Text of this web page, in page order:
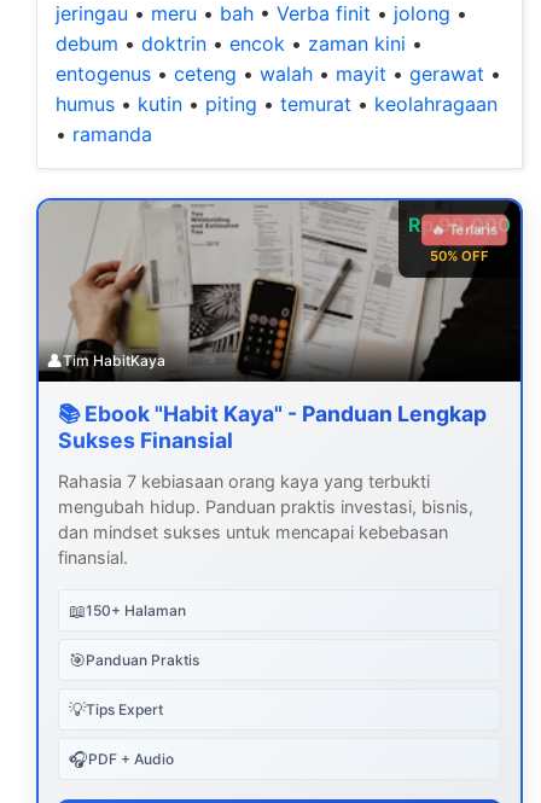
jeringau • meru • bah • Verba finit • jolong •
debum • doktrin • encok • zaman kini •
entogenus • ceteng • walah • mayit • gerawat •
humus • kutin • piting • temurat • keolahragaan
• ramanda
Rp 99.000
50% OFF
🔥 Terlaris
👤Tim HabitKaya
📚 Ebook "Habit Kaya" - Panduan Lengkap
Sukses Finansial
Rahasia 7 kebiasaan orang kaya yang terbukti
mengubah hidup. Panduan praktis investasi, bisnis,
dan mindset sukses untuk mencapai kebebasan
finansial.
📖150+ Halaman
🎯Panduan Praktis
💡Tips Expert
🎧PDF + Audio